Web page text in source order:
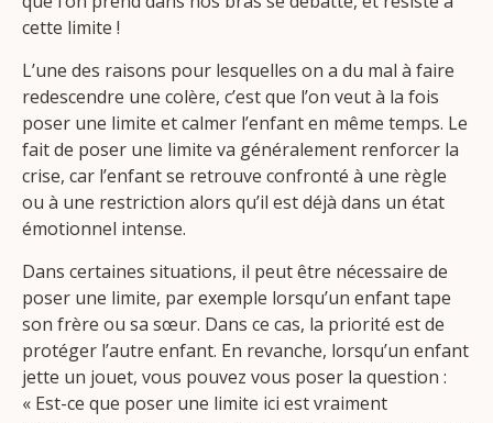
cette limite !
L’une des raisons pour lesquelles on a du mal à faire
redescendre une colère, c’est que l’on veut à la fois
poser une limite et calmer l’enfant en même temps. Le
fait de poser une limite va généralement renforcer la
crise, car l’enfant se retrouve confronté à une règle
ou à une restriction alors qu’il est déjà dans un état
émotionnel intense.
Dans certaines situations, il peut être nécessaire de
poser une limite, par exemple lorsqu’un enfant tape
son frère ou sa sœur. Dans ce cas, la priorité est de
protéger l’autre enfant. En revanche, lorsqu’un enfant
jette un jouet, vous pouvez vous poser la question :
« Est-ce que poser une limite ici est vraiment